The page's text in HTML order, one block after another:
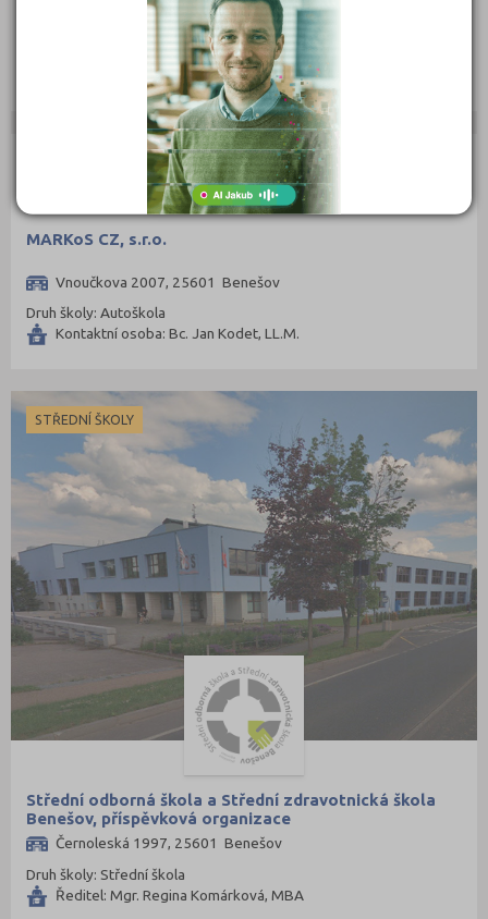
Nesvačily č. ev. 193, 25751 Bystřice
Kontaktní osoba: Vítězslav Nováček
MARKoS CZ, s.r.o.
Vnoučkova 2007, 25601 Benešov
Druh školy: Autoškola
Kontaktní osoba: Bc. Jan Kodet, LL.M.
STŘEDNÍ ŠKOLY
Střední odborná škola a Střední zdravotnická škola
Benešov, příspěvková organizace
Černoleská 1997, 25601 Benešov
Druh školy: Střední škola
Ředitel: Mgr. Regina Komárková, MBA